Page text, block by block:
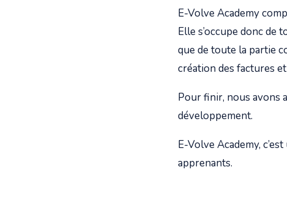
E-Volve Academy
Elle s’occupe donc de
que de toute la partie
création des factures
Pour finir, nous avons
développement.
E-Volve Academy,
apprenants.